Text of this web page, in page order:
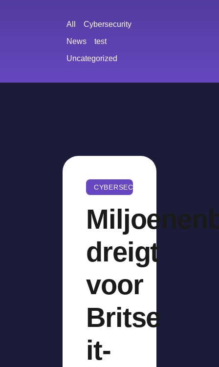
Cybersecurity
News test
Uncategorized
All
CYBERSECURITY
dreigt
voor
Britse
it-